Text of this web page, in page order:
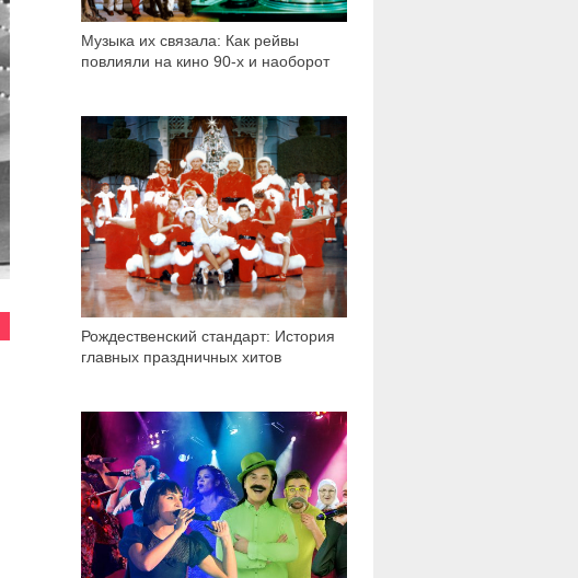
Музыка их связала: Как рейвы
повлияли на кино 90-х и наоборот
Рождественский стандарт: История
главных праздничных хитов
3 807
6 422